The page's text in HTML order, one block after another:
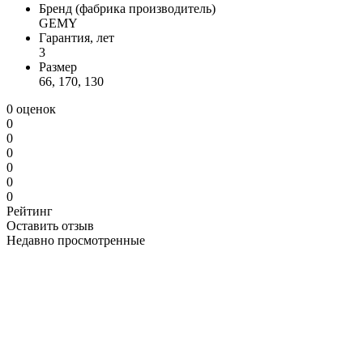
Бренд (фабрика производитель)
GEMY
Гарантия, лет
3
Размер
66, 170, 130
0 оценок
0
0
0
0
0
0
Рейтинг
Оставить отзыв
Недавно просмотренные